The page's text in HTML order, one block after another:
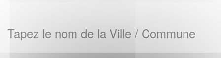
Tapez le nom de la Ville / Commune